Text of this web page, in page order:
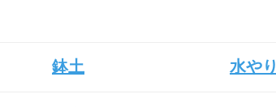
鉢土 水やり